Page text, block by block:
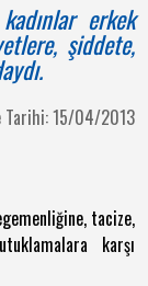
erkek
şiddete,
Tarihi: 15/04/2013
tacize,
karşı